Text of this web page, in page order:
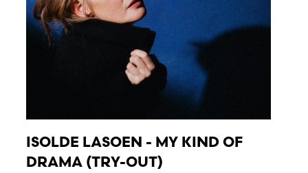
ISOLDE LASOEN - MY KIND OF
DRAMA (TRY-OUT)